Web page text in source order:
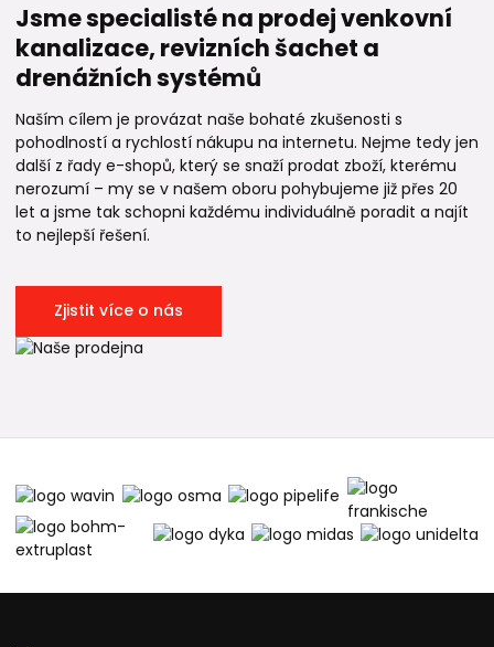
Jsme specialisté na prodej venkovní
kanalizace, revizních šachet a
drenážních systémů
Naším cílem je provázat naše bohaté zkušenosti s
pohodlností a rychlostí nákupu na internetu. Nejme tedy jen
další z řady e-shopů, který se snaží prodat zboží, kterému
nerozumí – my se v našem oboru pohybujeme již přes 20
let a jsme tak schopni každému individuálně poradit a najít
to nejlepší řešení.
Zjistit více o nás